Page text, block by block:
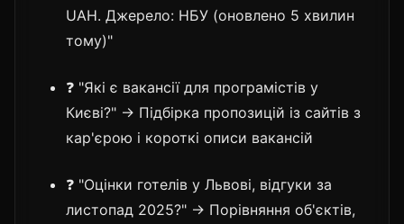
UAH. Джерело: НБУ (оновлено 5 хвилин
тому)"
❓ "Які є вакансії для програмістів у
Києві?" → Підбірка пропозицій із сайтів з
кар'єрою і короткі описи вакансій
❓ "Оцінки готелів у Львові, відгуки за
листопад 2025?" → Порівняння об'єктів,